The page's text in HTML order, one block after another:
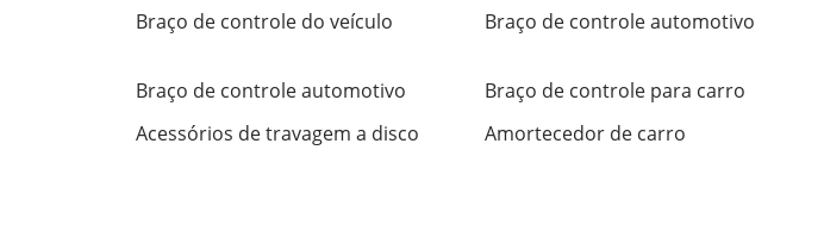
Braço de controle do veículo Braço de controle automotivo
Braço de controle automotivo Braço de controle para carro
Acessórios de travagem a disco
Amortecedor de carro